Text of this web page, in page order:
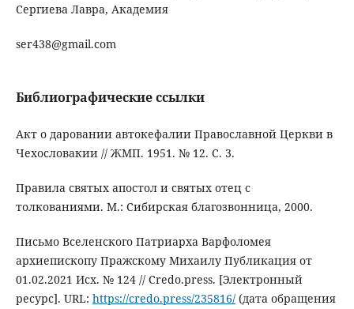
Сергиева Лавра, Академия
ser438@gmail.com
Библиографические ссылки
Акт о даровании автокефалии Православной Церкви в
Чехословакии // ЖМП. 1951. № 12. С. 3.
Правила святых апостол и святых отец с
толкованиями. М.: Сибирская благозвонница, 2000.
Письмо Вселенского Патриарха Варфоломея
архиепископу Пражскому Михаилу Публикация от
01.02.2021 Исх. № 124 // Credo.press. [Электронный
ресурс]. URL: https://credo.press/235816/(дата обращения